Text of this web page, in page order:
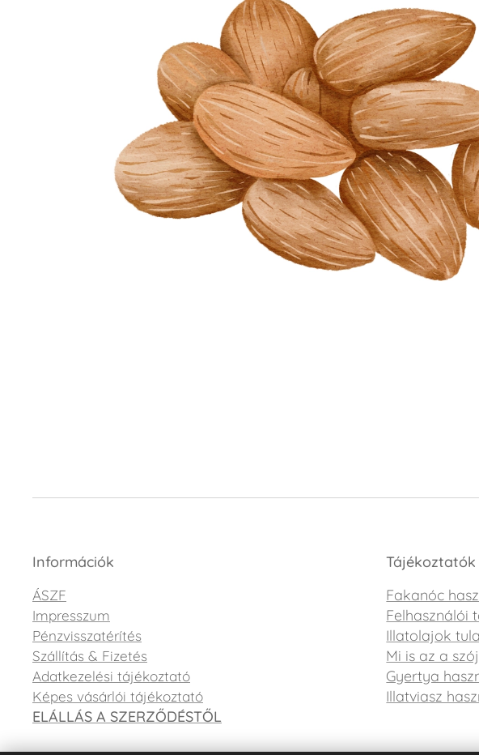
Információk
ÁSZF
Impresszum
Pénzvisszatérítés
Szállítás & Fizetés
Adatkezelési tájékoztató
Képes vásárlói tájékoztató
ELÁLLÁS A SZERZŐDÉSTŐL
Tájékoztatók
Fakanóc
Felhasználói
Illatolajok
Mi is az a
Gyertya
Illatviasz